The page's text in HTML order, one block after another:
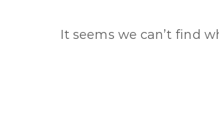
It seems we can’t find